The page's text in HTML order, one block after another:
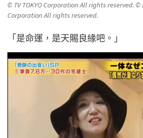
© TV TOKYO Corporation All rights reserved. ©
Corporation All rights reserved.
「是命運，是天賜良緣吧。」